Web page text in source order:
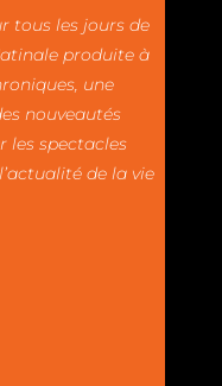
tous les jours de
produite à
une
nouveautés
les spectacles
de la vie